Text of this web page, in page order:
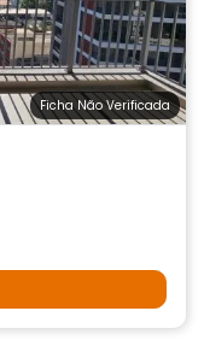
Ficha Não Verificada